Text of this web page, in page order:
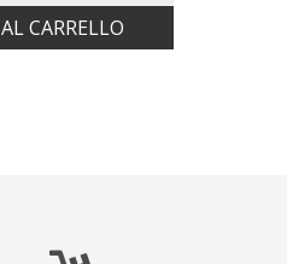
CARRELLO